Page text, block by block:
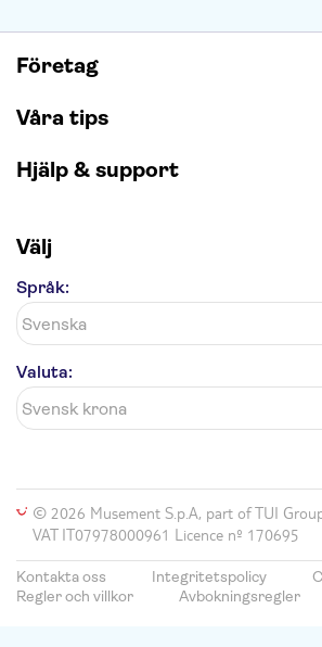
Företag
Våra tips
Hjälp & support
Välj
Språk:
Valuta:
© 2026 Musement S.p.A, part of TUI
VAT IT07978000961 Licence nº 170695
Kontakta oss Integritetspolicy
Regler och villkor
Avbokningsregler